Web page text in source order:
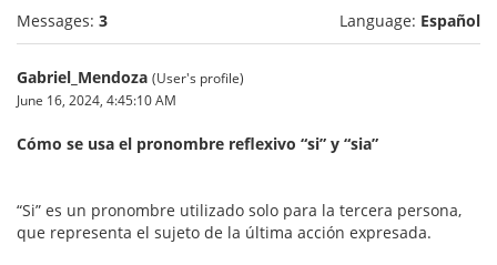
Messages: 3 Language: Español
Gabriel_Mendoza (User's profile)
June 16, 2024, 4:45:10 AM
Cómo se usa el pronombre reflexivo “si” y “sia”
“Si” es un pronombre utilizado solo para la tercera persona,
que representa el sujeto de la última acción expresada.